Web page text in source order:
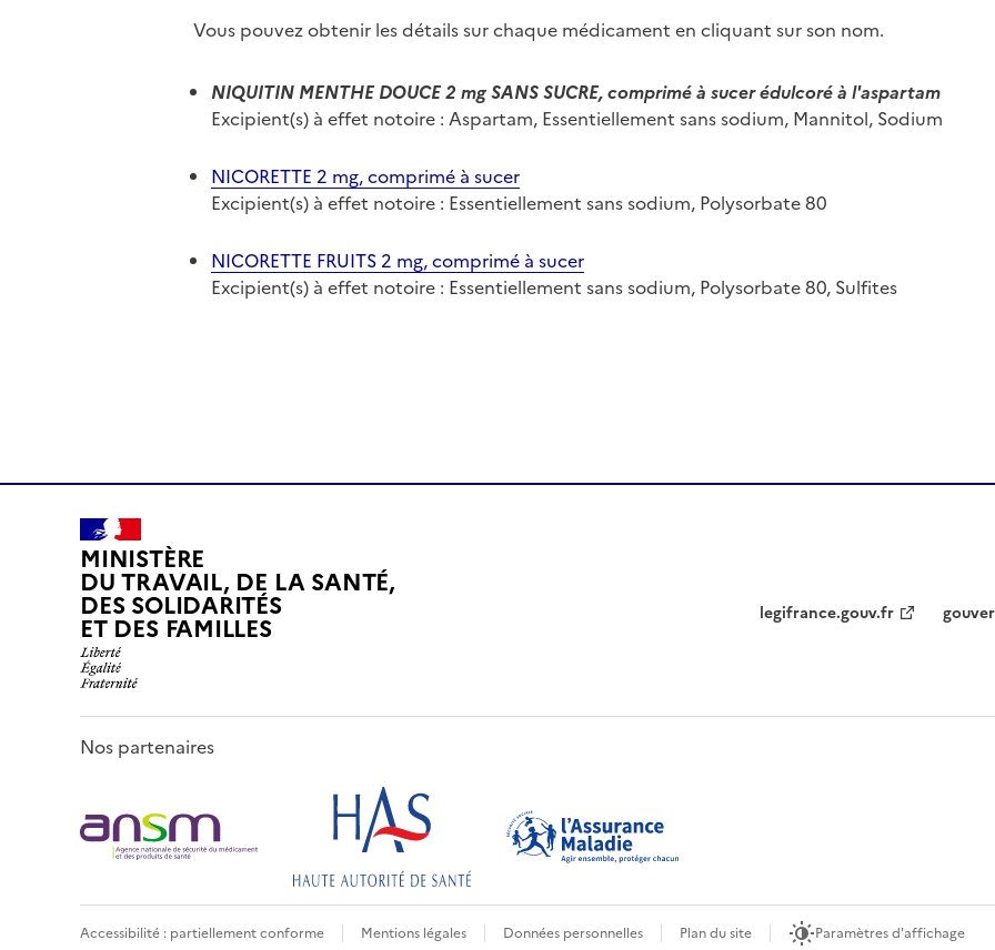
Vous pouvez obtenir les détails sur chaque médicament en cliquant sur son nom.
NIQUITIN MENTHE DOUCE 2 mg SANS SUCRE, comprimé à sucer édulcoré à l'aspartam
Excipient(s) à effet notoire : Aspartam, Essentiellement sans sodium, Mannitol, Sodium
NICORETTE 2 mg, comprimé à sucer
Excipient(s) à effet notoire : Essentiellement sans sodium, Polysorbate 80
NICORETTE FRUITS 2 mg, comprimé à sucer
Excipient(s) à effet notoire : Essentiellement sans sodium, Polysorbate 80, Sulfites
MINISTÈRE
DU TRAVAIL, DE LA SANTÉ,
DES SOLIDARITÉS
ET DES FAMILLES legifrance.gouv.fr
Nos partenaires
Accessibilité : partiellement conforme Mentions légales Données personnelles Plan du site Paramètres d'affichage